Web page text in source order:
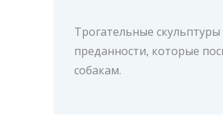
Трогательные
преданности, которые
собакам.